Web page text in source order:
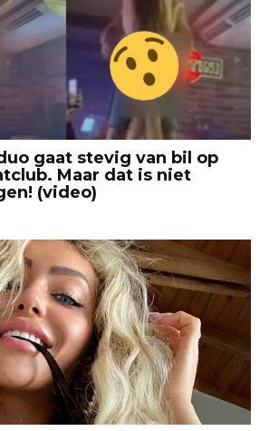
gaat stevig van bil op
Maar dat is niet
(video)